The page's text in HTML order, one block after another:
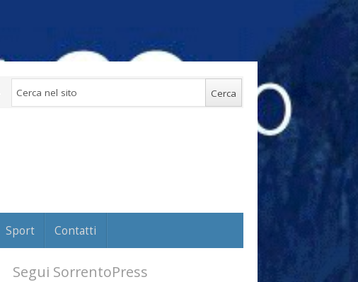
Sport Contatti
Segui SorrentoPress